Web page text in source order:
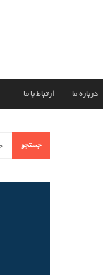
درباره ما ارتباط با ما
جستجو
برای: